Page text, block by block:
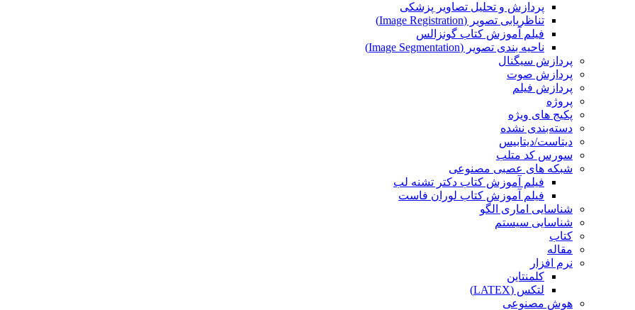
پردازش و تحلیل تصاویر پزشکی
تناظریابی تصویر (Image Registration)
فیلم آموزش کتاب گونزالس
ناحیه بندی تصویر (Image Segmentation)
پردازش سیگنال
پردازش صوت
پردازش فیلم
پروژه
پکیج های ویژه
دسته‌بندی نشده
دیتاست/دیتابیس
سورس کد متلب
شبکه های عصبی مصنوعی
فیلم آموزش کتاب دکتر تشنه لب
فیلم آموزش کتاب لوران فاست
شناسایی اماری الگو
شناسایی سیستم
کتاب
مقاله
نرم افزار
کلمنتاین
لتکس (LATEX)
هوش مصنوعی